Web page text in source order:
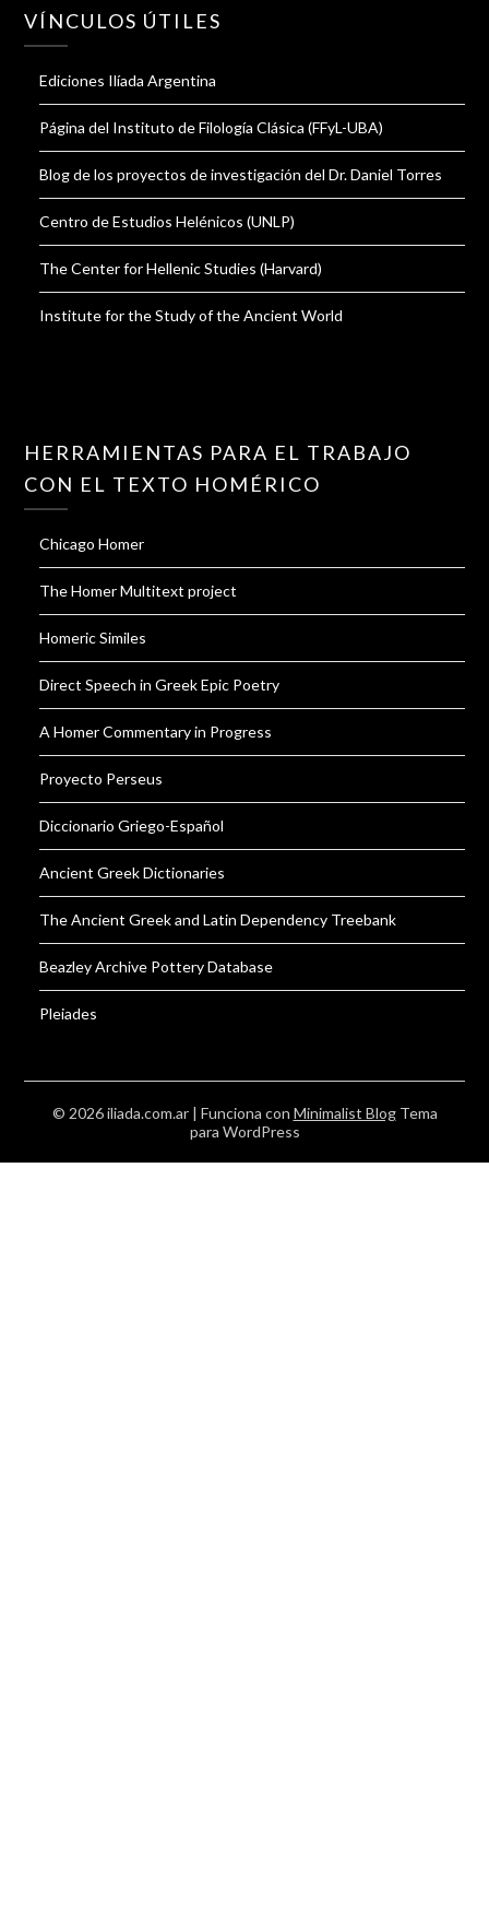
VÍNCULOS ÚTILES
Ediciones Ilíada Argentina
Página del Instituto de Filología Clásica (FFyL-UBA)
Blog de los proyectos de investigación del Dr. Daniel Torres
Centro de Estudios Helénicos (UNLP)
The Center for Hellenic Studies (Harvard)
Institute for the Study of the Ancient World
HERRAMIENTAS PARA EL TRABAJO
CON EL TEXTO HOMÉRICO
Chicago Homer
The Homer Multitext project
Homeric Similes
Direct Speech in Greek Epic Poetry
A Homer Commentary in Progress
Proyecto Perseus
Diccionario Griego-Español
Ancient Greek Dictionaries
The Ancient Greek and Latin Dependency Treebank
Beazley Archive Pottery Database
Pleiades
© 2026 iliada.com.ar | Funciona con Minimalist BlogTema
para WordPress